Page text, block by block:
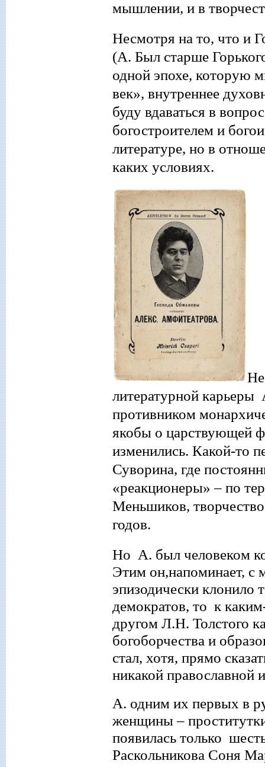
мышлении, и в
Несмотря на то, что и Г
(А. Был старше
одной эпохе, которую
век», внутреннее
буду вдаваться в
богостроителем и
литературе, но в
каких условиях.
литературной карьеры
противником
якобы о царствующей
изменились. Какой-то
Суворина, где
«реакционеры» – по
Меньшиков,
годов.
Но А. был человеком
Этим он,напоминает, с
эпизодически клонило
демократов, то к
другом Л.Н. Толстого
богоборчества и
стал, хотя, прямо
никакой православной
А. одним их первых в
женщины–
появилась только
Раскольникова Соня